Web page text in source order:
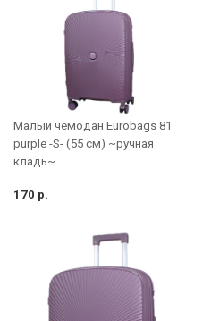
Малый чемодан Eurobags 81
purple -S- (55 см) ~ручная
кладь~
170 р.